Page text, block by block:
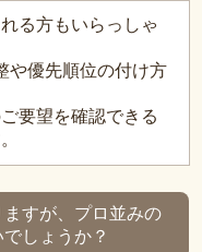
る方もいらっしゃ
や優先順位の付け方
要望を確認できる
すが、プロ並みの
しょうか？